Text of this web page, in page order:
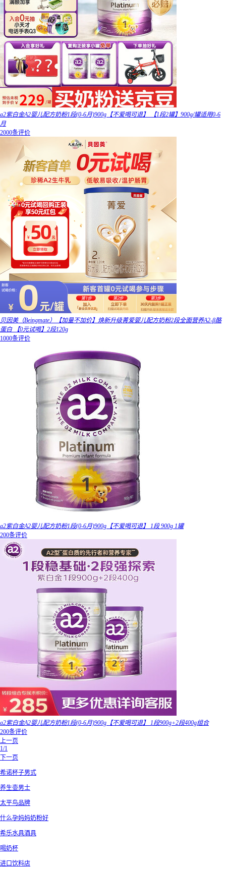
a2紫白金A2婴儿配方奶粉1段(0-6月)900g【不爱喝可退】 【1段2罐】900g/罐适用0-6
月
2000条评价
贝因美（Beingmate）【加量不加价】焕新升级菁爱婴儿配方奶粉2段全面营养A2-β酪
蛋白 【0元试喝】2段120g
1000条评价
a2紫白金A2婴儿配方奶粉1段(0-6月)900g【不爱喝可退】 1段 900g 1罐
200条评价
a2紫白金A2婴儿配方奶粉1段(0-6月)900g【不爱喝可退】 1段900g+2段400g组合
200条评价
上一页
1/1
下一页
希诺杯子男式
养生壶男士
太平鸟品牌
什么孕妈妈奶粉好
希乐水具酒具
喝奶杯
进口饮料店